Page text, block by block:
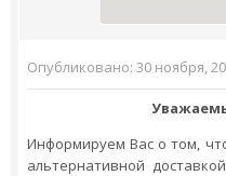
Опубликовано: 30 ноября,
Информируем Вас о том,
альтернативной